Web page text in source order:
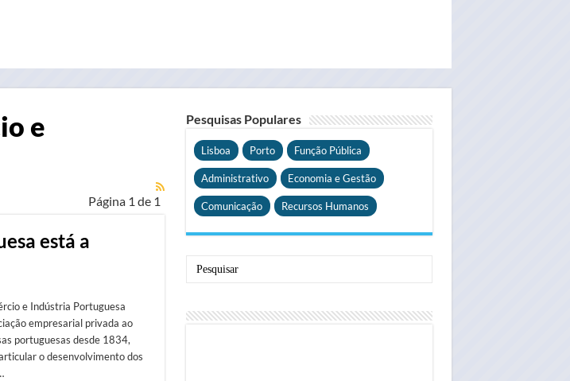
e
Página 1 de 1
está a
e Indústria Portuguesa
empresarial privada ao
portuguesas desde 1834,
o desenvolvimento dos
Pesquisas Populares
Lisboa Porto Função Pública
Administrativo Economia e Gestão
Comunicação Recursos Humanos